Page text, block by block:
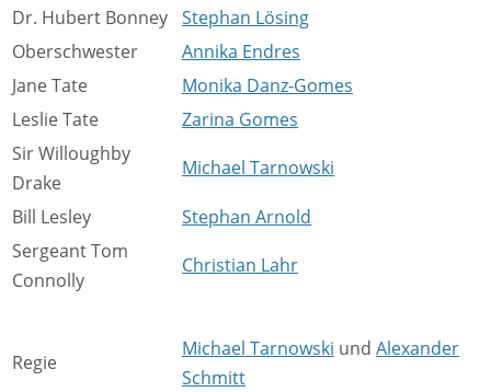
Dr. Hubert Bonney Stephan Lösing
Oberschwester
Annika Endres
Jane Tate
Monika Danz-Gomes
Leslie Tate
Zarina Gomes
Sir Willoughby
Drake
Michael Tarnowski
Bill Lesley
Stephan Arnold
Sergeant Tom
Connolly
Christian Lahr
Regie
Michael Tarnowski und Alexander
Schmitt